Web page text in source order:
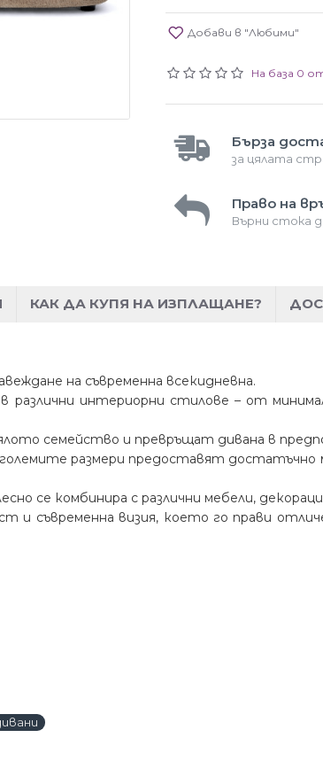
На база 0
Добави в "Любими"
Бърза
за цялата
Право на
Върни стока
КАК ДА КУПЯ НА ИЗПЛАЩАНЕ?
на съвременна всекидневна.
различни интериорни стилове – от
семейство и превръщат дивана в
размери предоставят
се комбинира с различни мебели,
и съвременна визия, което го прави